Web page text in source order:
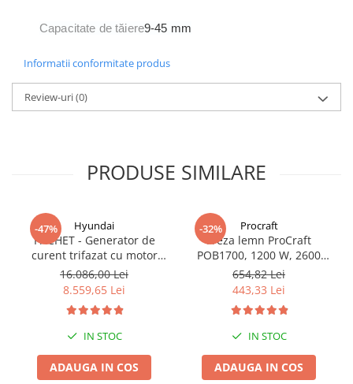
Capacitate de tăiere9-45 mm
Informatii conformitate produs
Review-uri(0)
PRODUSE SIMILARE
-47% Hyundai
PACHET - Generator de
curent trifazat cu motor
diesel Hyundai DHY8600SE-
T, putere motor 12 CP,
Putere maxima 7.9 kVA,
tensiune 380 / 220 V +
Automatizare trifazata
ATS12-3P
16.086,00 Lei
8.559,65 Lei
IN STOC
ADAUGA IN COS
-32% Procraft
Freza lemn ProCraft
POB1700, 1200 W, 2600
Rpm cu 12 freze pentru
lemn incluse in pachet
654,82 Lei
443,33 Lei
IN STOC
ADAUGA IN COS